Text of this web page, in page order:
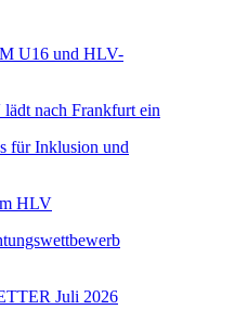
U16 und HLV-
nach Frankfurt ein
für Inklusion und
HLV
Juli 2026